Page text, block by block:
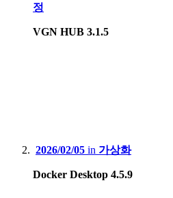
정
VGN HUB 3.1.5
2026/02/05 in 가상화
Docker Desktop 4.5.9